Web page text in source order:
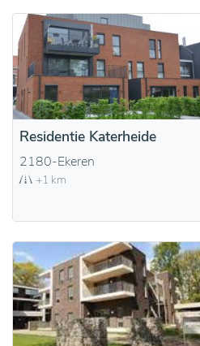
Residentie Katerheide
2180-Ekeren
+1 km